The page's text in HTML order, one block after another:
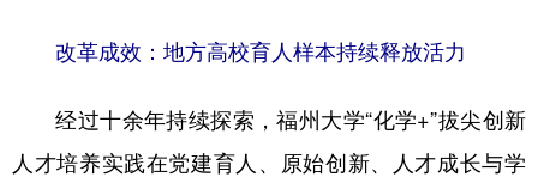
改革成效：地方高校育人样本持续释放活力
经过十余年持续探索，福州大学“化学+”拔尖创新
人才培养实践在党建育人、原始创新、人才成长与学